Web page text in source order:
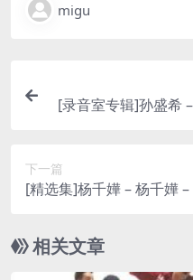
migu
[录音室专辑]孙盛希
下一篇
[精选集]杨千嬅 – 杨千嬅
相关文章